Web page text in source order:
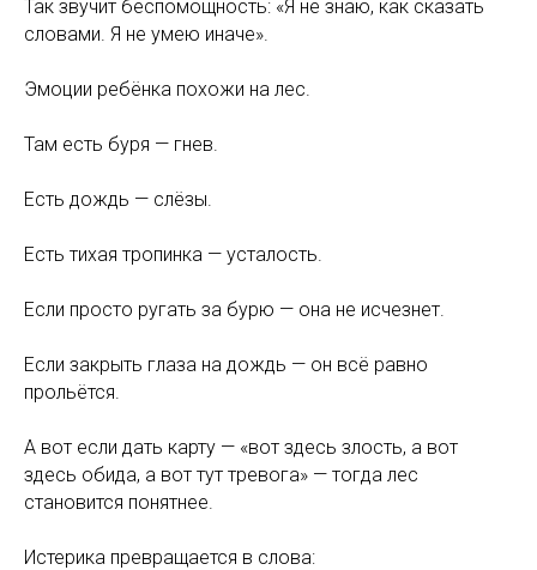
Так звучит беспомощность: «Я не знаю, как сказать
словами. Я не умею иначе».
Эмоции ребёнка похожи на лес.
Там есть буря — гнев.
Есть дождь — слёзы.
Есть тихая тропинка — усталость.
Если просто ругать за бурю — она не исчезнет.
Если закрыть глаза на дождь — он всё равно
прольётся.
А вот если дать карту — «вот здесь злость, а вот
здесь обида, а вот тут тревога» — тогда лес
становится понятнее.
Истерика превращается в слова: